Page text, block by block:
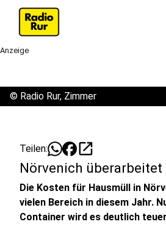
Anzeige
© Radio Rur, Zimmer
Teilen: open_in_new
Nörvenich
Die Kosten für Hausmüll in
vielen Bereich in diesem Jahr.
Container wird es deutlich